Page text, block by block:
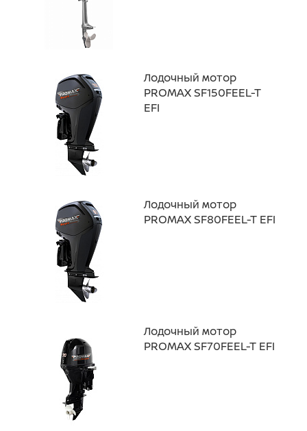
Лодочный мотор
PROMAX SF150FEEL-T
EFI
Лодочный мотор
PROMAX SF80FEEL-T EFI
Лодочный мотор
PROMAX SF70FEEL-T EFI